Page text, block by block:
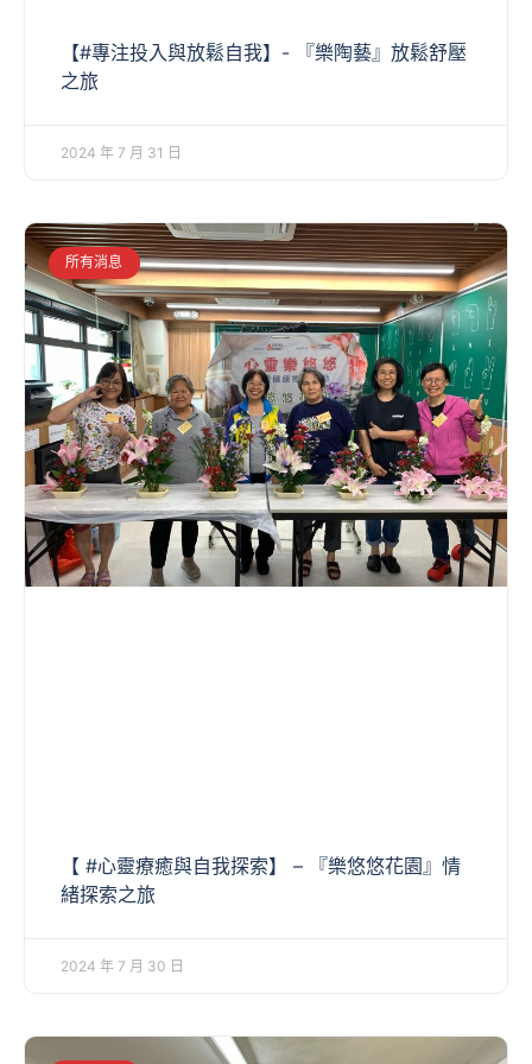
【#專注投入與放鬆自我】- 『樂陶藝』放鬆舒壓
之旅
2024 年 7 月 31 日
所有消息
【 #心靈療癒與自我探索】 – 『樂悠悠花園』情
緒探索之旅
2024 年 7 月 30 日